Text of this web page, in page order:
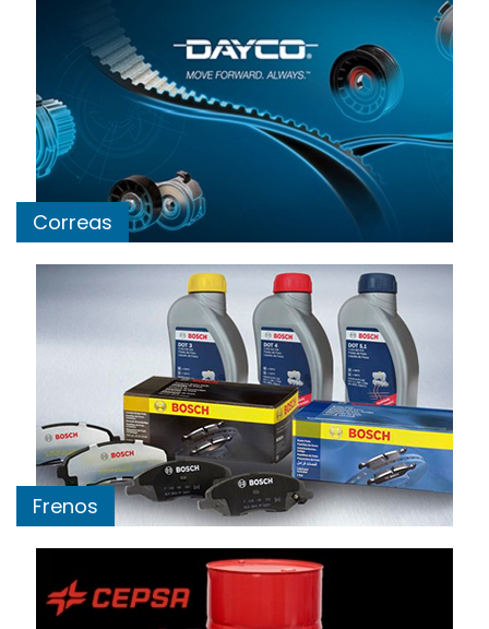
Correas
Frenos